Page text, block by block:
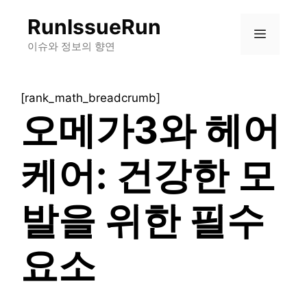
RunIssueRun
이슈와 정보의 향연
메
[rank_math_breadcrumb]
오메가3와 헤어
케어: 건강한 모
발을 위한 필수
요소